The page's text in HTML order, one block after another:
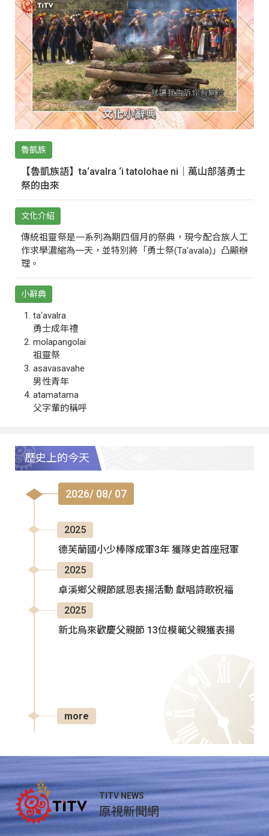
魯凱族
【魯凱族語】ta‘avalra ‘i tatolohae ni｜萬山部落勇士
祭的由來
文化介紹
傳統祖靈祭是一系列為期四個月的祭典，現今配合族人工
作求學濃縮為一天，並特別將「勇士祭(Ta‘avala)」凸顯辦
理。
小辭典
ta‘avalra
勇士成年禮
molapangolai
祖靈祭
asavasavahe
男性青年
atamatama
父字輩的稱呼
歷史上的今天
2026/ 08/ 07
2025
德芙蘭國小少棒隊成軍3年 獲隊史首座冠軍
2025
卓溪鄉父親節感恩表揚活動 獻唱詩歌祝福
2025
新北烏來歡慶父親節 13位模範父親獲表揚
more
TITV NEWS
原視新聞網